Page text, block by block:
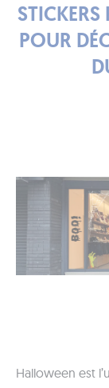
POUR
Halloween est